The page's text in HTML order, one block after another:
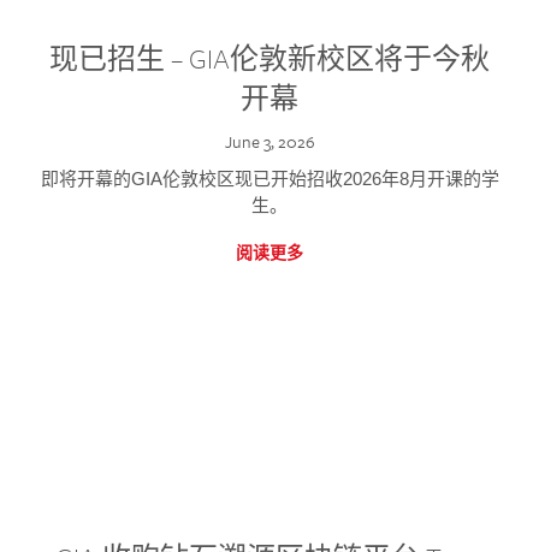
现已招生 – GIA伦敦新校区将于今秋
开幕
June 3, 2026
即将开幕的GIA伦敦校区现已开始招收2026年8月开课的学
生。
阅读更多